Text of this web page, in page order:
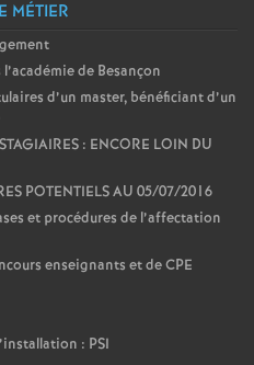
r
l
é
a
n
MÉTIER
de Besançon
d’un master, bénéficiant d’un
: ENCORE LOIN DU
POTENTIELS AU 05/07/2016
et procédures de l’affectation
enseignants et de CPE
: PSI